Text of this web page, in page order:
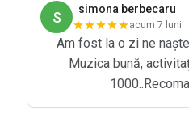
S simona berbecaru
acum 7 luni
Am fost la o zi ne
Muzica bună,